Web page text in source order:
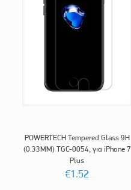
POWERTECH Tempered Glass 9H
(0.33MM) TGC-0054, για iPhone 7
Plus
€1.52